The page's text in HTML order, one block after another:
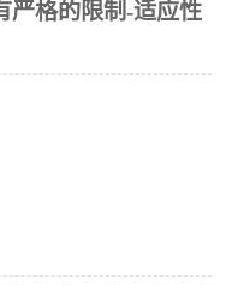
严格的限制-适应性